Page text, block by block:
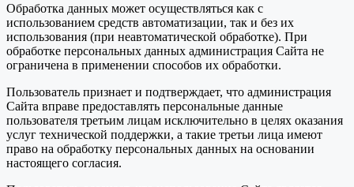
Обработка данных может осуществляться как с
использованием средств автоматизации, так и без их
использования (при неавтоматической обработке). При
обработке персональных данных администрация Сайта не
ограничена в применении способов их обработки.
Пользователь признает и подтверждает, что администрация
Сайта вправе предоставлять персональные данные
пользователя третьим лицам исключительно в целях оказания
услуг технической поддержки, а такие третьи лица имеют
право на обработку персональных данных на основании
настоящего согласия.